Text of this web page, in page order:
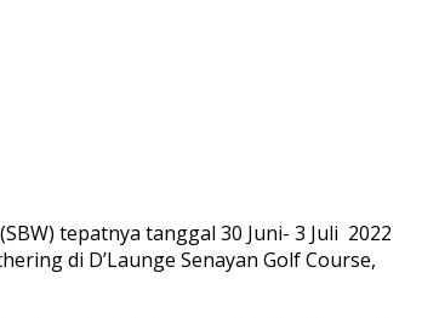
tepatnya tanggal 30 Juni- 3 Juli 2022
di D’Launge Senayan Golf Course,